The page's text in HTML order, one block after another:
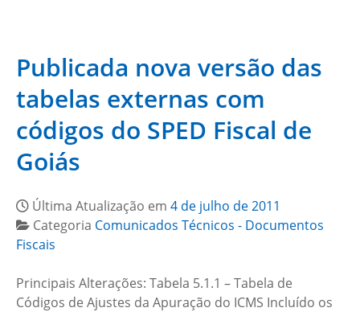
Publicada nova versão das
tabelas externas com
códigos do SPED Fiscal de
Goiás
Última Atualização em 4 de julho de 2011
Categoria Comunicados Técnicos - Documentos
Fiscais
Principais Alterações: Tabela 5.1.1 – Tabela de
Códigos de Ajustes da Apuração do ICMS Incluído os